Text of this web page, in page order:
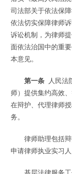
司法部关于依法保
依法切实保障律师
诉讼机制，为律师
面依法治国中的重
本意见。
第一条 人民法
师）提供集约高效
在辩护、代理律师
务。
律师助理包括辩
申请律师执业实习人